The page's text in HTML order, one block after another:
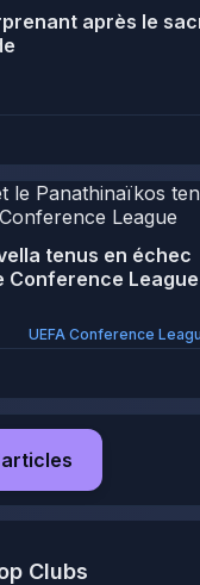
après le
tenus en échec
Conference League
UEFA Conference
Clubs